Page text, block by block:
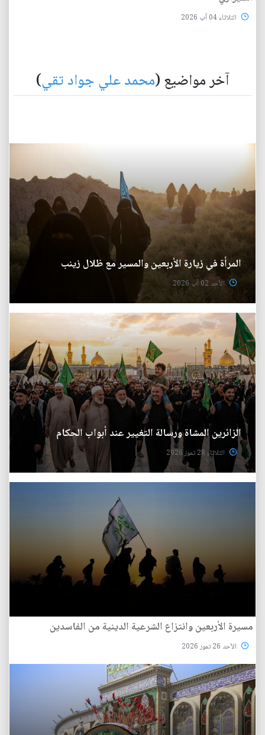
الثلاثاء 04 آب 2026
آخر مواضيع (محمد علي جواد تقي)
المرأة في زيارة الأربعين والمسير مع ظلال زينب
الأحد 02 آب 2026
الزائرين المشاة ورسالة التغيير عند أبواب الحكام
الثلاثاء 28 تموز 2026
مسيرة الأربعين وانتزاع الشرعية الدينية من الفاسدين
الأحد 26 تموز 2026